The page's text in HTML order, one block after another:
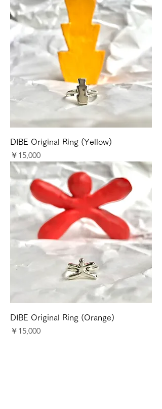
DIBE Original Ring (Yellow)
価格
￥15,000
DIBE Original Ring (Orange)
価格
￥15,000